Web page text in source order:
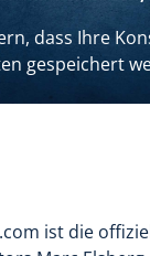
dass Ihre
gespeichert
ist die